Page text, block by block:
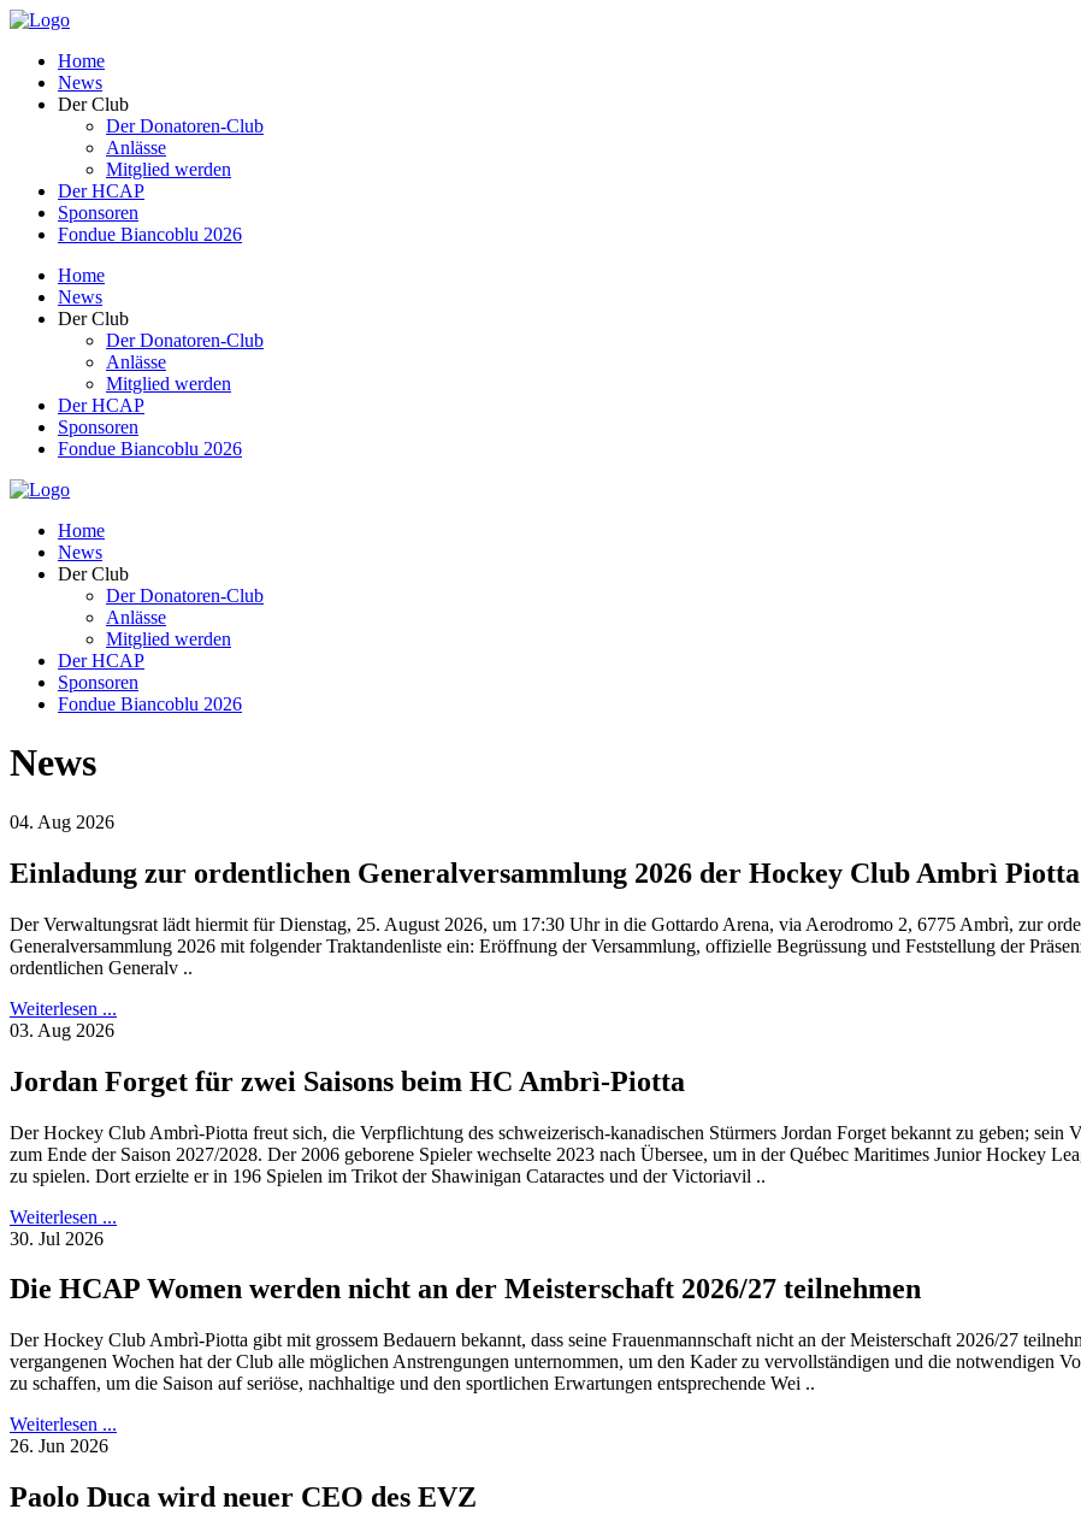
Home
News
Der Club
Der Donatoren-Club
Anlässe
Mitglied werden
Der HCAP
Sponsoren
Fondue Biancoblu 2026
Home
News
Der Club
Der Donatoren-Club
Anlässe
Mitglied werden
Der HCAP
Sponsoren
Fondue Biancoblu 2026
Home
News
Der Club
Der Donatoren-Club
Anlässe
Mitglied werden
Der HCAP
Sponsoren
Fondue Biancoblu 2026
News
04. Aug 2026
Einladung zur ordentlichen Generalversammlung 2026 der Hockey Club Ambrì
Der Verwaltungsrat lädt hiermit für Dienstag, 25. August 2026, um 17:30 Uhr in die Gottardo Arena, via Aerodromo 2, 6775 Ambrì, zur
Generalversammlung 2026 mit folgender Traktandenliste ein: Eröffnung der Versammlung, offizielle Begrüssung und Feststellung der
ordentlichen Generalv ..
Weiterlesen ...
03. Aug 2026
Jordan Forget für zwei Saisons beim HC Ambrì-Piotta
Der Hockey Club Ambrì-Piotta freut sich, die Verpflichtung des schweizerisch-kanadischen Stürmers Jordan Forget bekannt zu geben; sein
zum Ende der Saison 2027/2028. Der 2006 geborene Spieler wechselte 2023 nach Übersee, um in der Québec Maritimes Junior Hockey
zu spielen. Dort erzielte er in 196 Spielen im Trikot der Shawinigan Cataractes und der Victoriavil ..
Weiterlesen ...
30. Jul 2026
Die HCAP Women werden nicht an der Meisterschaft 2026/27 teilnehmen
Der Hockey Club Ambrì-Piotta gibt mit grossem Bedauern bekannt, dass seine Frauenmannschaft nicht an der Meisterschaft 2026/27
vergangenen Wochen hat der Club alle möglichen Anstrengungen unternommen, um den Kader zu vervollständigen und die notwendigen
zu schaffen, um die Saison auf seriöse, nachhaltige und den sportlichen Erwartungen entsprechende Wei ..
Weiterlesen ...
26. Jun 2026
Paolo Duca wird neuer CEO des EVZ